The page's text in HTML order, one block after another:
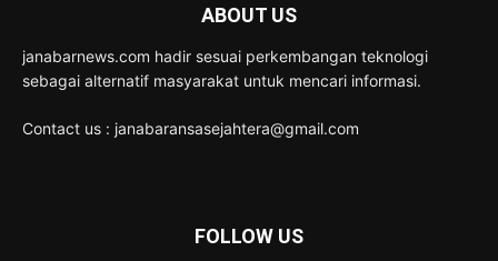
ABOUT US
janabarnews.com hadir sesuai perkembangan teknologi
sebagai alternatif masyarakat untuk mencari informasi.
Contact us : janabaransasejahtera@gmail.com
FOLLOW US